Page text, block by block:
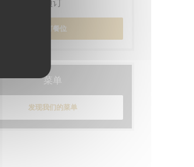
预订餐位
菜单
发现我们的菜单